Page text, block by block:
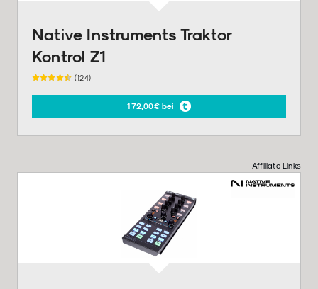
Native Instruments Traktor
Kontrol Z1
(124)
172,00€ bei
Affiliate Links